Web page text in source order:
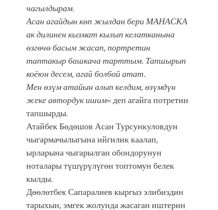
чагылдырам.
Асан агайдын көп жылдан бери МАНАСКА
ак дилинен кызмат кылып келатканына
өзгөчө басым жасап, портретин
таптакыр башкача тарттым. Тапшырып
коёюн десем, агай болбой атат.
Мен өзүм атайын алып келдим, өзүмдүн
жеке автордук ишим» деп агайга потретин
тапшырды.
Атайбек Бөдөшов Асан Турсункуловдун
чыгармачылыгына ийгилик каалап,
ырларына чыгарылган обондорунун
ноталары түшүрүлүгөн топтомун белек
кылды.
Дөөлөтбек Сапаралиев кыргыз элибиздин
тарыхын, эмгек жолунда жасаган иштерин